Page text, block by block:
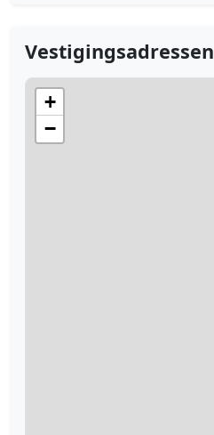
Vestigingsadressen
+
−